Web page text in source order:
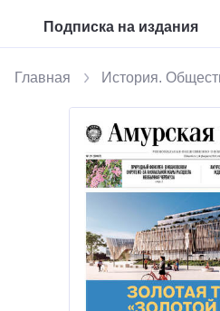
Подписка на издания
Главная История.